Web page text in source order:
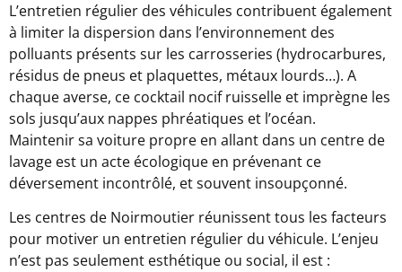
L’entretien régulier des véhicules contribuent également
à limiter la dispersion dans l’environnement des
polluants présents sur les carrosseries (hydrocarbures,
résidus de pneus et plaquettes, métaux lourds…). A
chaque averse, ce cocktail nocif ruisselle et imprègne les
sols jusqu’aux nappes phréatiques et l’océan.
Maintenir sa voiture propre en allant dans un centre de
lavage est un acte écologique en prévenant ce
déversement incontrôlé, et souvent insoupçonné.
Les centres de Noirmoutier réunissent tous les facteurs
pour motiver un entretien régulier du véhicule. L’enjeu
n’est pas seulement esthétique ou social, il est :